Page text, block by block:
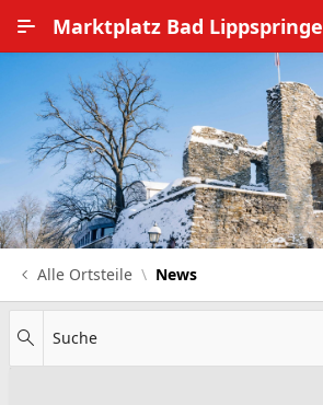
Marktplatz Bad Lippspringe
Alle Ortsteile
Impressum
Nutzungsbedingungen
Datenschutz
Alle Ortsteile
News
Suche